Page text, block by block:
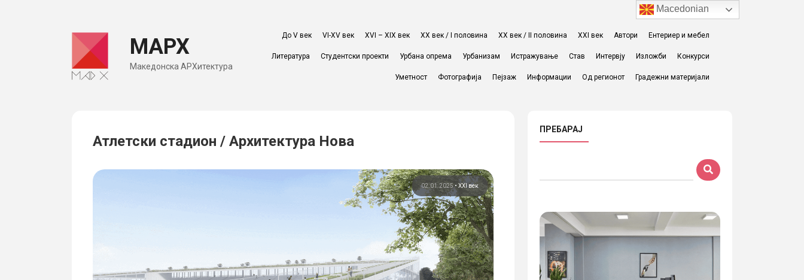
МАРХ
Македонска АРХитектура
До V век VI-XV век XVI – XIX век ХХ век / I половина ХХ век / II половина XXI век Автори Ентериер и мебел
Литература Студентски проекти Урбана опрема Урбанизам Истражување Став Интервју Изложби Конкурси
Уметност Фотографија Пејзаж Информации Од регионот Градежни материјали
Атлетски стадион / Архитектура Нова
02.01.2025 • XXI век
ПРЕБАРАЈ
Macedonian